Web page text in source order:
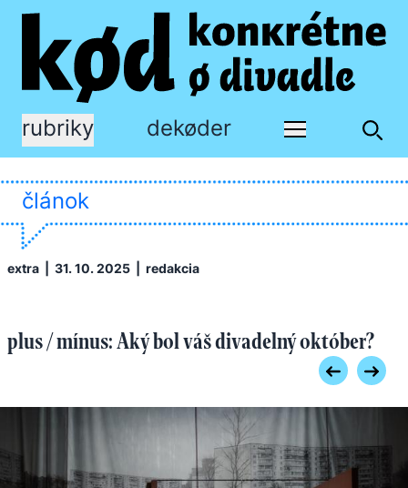
rubriky dekøder
článok
extra | 31. 10. 2025 | redakcia
plus / mínus: Aký bol váš divadelný október?